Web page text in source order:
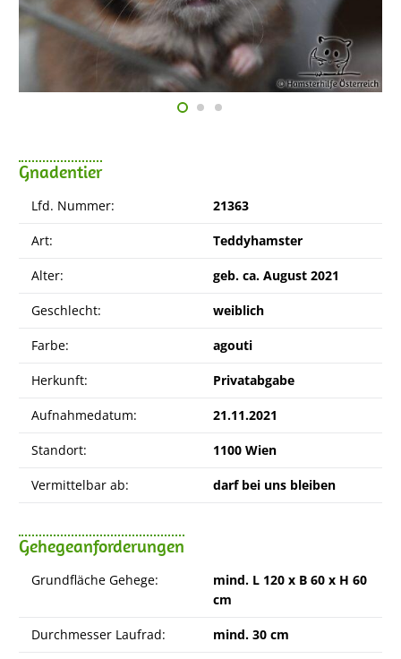
Gnadentier
Lfd. Nummer: 21363
Art: Teddyhamster
Alter: geb. ca. August 2021
Geschlecht: weiblich
Farbe: agouti
Herkunft: Privatabgabe
Aufnahmedatum: 21.11.2021
Standort: 1100 Wien
Vermittelbar ab: darf bei uns bleiben
Gehegeanforderungen
Grundfläche Gehege:
mind. L 120 x B 60 x H 60
cm
Durchmesser Laufrad: mind. 30 cm